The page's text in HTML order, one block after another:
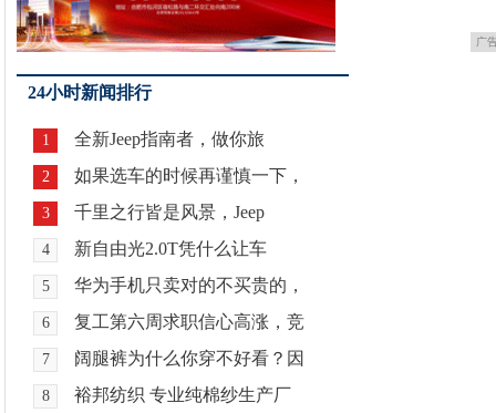
广
24小时新闻排行
1 全新Jeep指南者，做你旅
2 如果选车的时候再谨慎一下，
3 千里之行皆是风景，Jeep
4 新自由光2.0T凭什么让车
5 华为手机只卖对的不买贵的，
6 复工第六周求职信心高涨，竞
7 阔腿裤为什么你穿不好看？因
8 裕邦纺织 专业纯棉纱生产厂